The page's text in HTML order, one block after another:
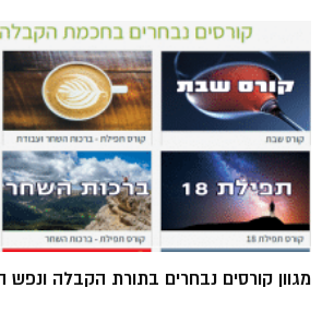
מגוון קורסים נבחרים בתורת הקבלה